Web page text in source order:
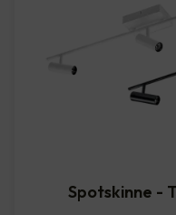
Spotskinne -